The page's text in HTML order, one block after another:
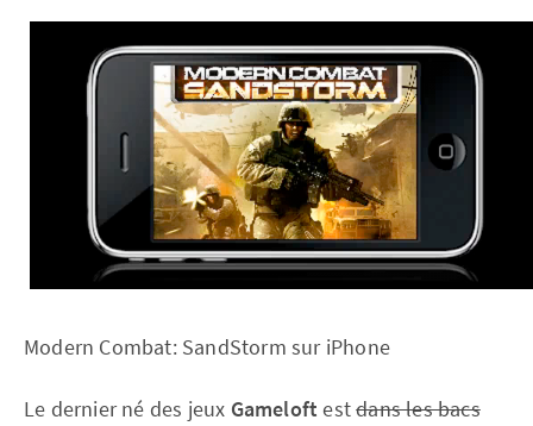
Modern Combat: SandStorm sur iPhone
Le dernier né des jeux Gameloft estdans les bacs